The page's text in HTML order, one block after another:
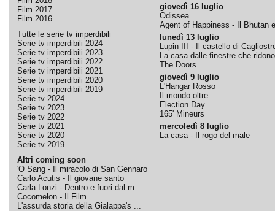
Film 2017
Film 2016
Tutte le serie tv imperdibili
Serie tv imperdibili 2024
Serie tv imperdibili 2023
Serie tv imperdibili 2022
Serie tv imperdibili 2021
Serie tv imperdibili 2020
Serie tv imperdibili 2019
Serie tv 2024
Serie tv 2023
Serie tv 2022
Serie tv 2021
Serie tv 2020
Serie tv 2019
Altri coming soon
'O Sang - Il miracolo di San Gennaro
Carlo Acutis - Il giovane santo
Carla Lonzi - Dentro e fuori dal m...
Cocomelon - Il Film
L'assurda storia della Gialappa's ...
giovedì 16 luglio
Odissea
Agent of Happiness - Il Bhutan
lunedì 13 luglio
Lupin III - Il castello di
La casa dalle finestre che ridono
The Doors
giovedì 9 luglio
L'Hangar Rosso
Il mondo oltre
Election Day
165' Mineurs
mercoledì 8 luglio
La casa - Il rogo del male